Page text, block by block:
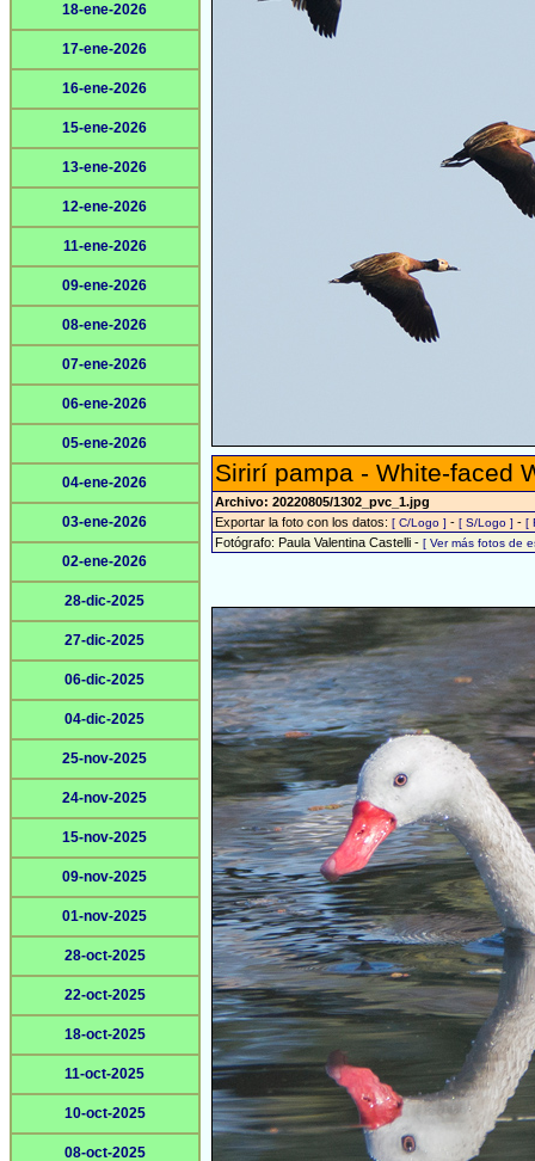
18-ene-2026
17-ene-2026
16-ene-2026
15-ene-2026
13-ene-2026
12-ene-2026
11-ene-2026
09-ene-2026
08-ene-2026
07-ene-2026
06-ene-2026
05-ene-2026
04-ene-2026
03-ene-2026
02-ene-2026
28-dic-2025
27-dic-2025
06-dic-2025
04-dic-2025
25-nov-2025
24-nov-2025
15-nov-2025
09-nov-2025
01-nov-2025
28-oct-2025
22-oct-2025
18-oct-2025
11-oct-2025
10-oct-2025
08-oct-2025
Sirirí pampa - White-faced
Archivo: 20220805/1302_pvc_1.jpg
Exportar la foto con los datos: [ C/Logo ] - [ S/Logo ] - [
Fotógrafo: Paula Valentina Castelli - [ Ver más fotos de